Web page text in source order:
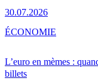
30.07.2026
L’euro en mèmes :
billets
ÉCONOMIE